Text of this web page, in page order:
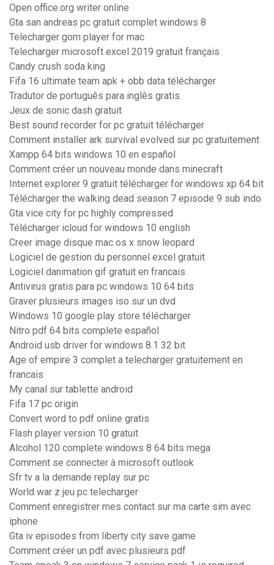
Open office.org writer online
Gta san andreas pc gratuit complet windows 8
Telecharger gom player for mac
Telecharger microsoft excel 2019 gratuit français
Candy crush soda king
Fifa 16 ultimate team apk + obb data télécharger
Tradutor de português para inglês gratis
Jeux de sonic dash gratuit
Best sound recorder for pc gratuit télécharger
Comment installer ark survival evolved sur pc gratuitement
Xampp 64 bits windows 10 en español
Comment créer un nouveau monde dans minecraft
Internet explorer 9 gratuit télécharger for windows xp 64 bit
Télécharger the walking dead season 7 episode 9 sub indo
Gta vice city for pc highly compressed
Télécharger icloud for windows 10 english
Creer image disque mac os x snow leopard
Logiciel de gestion du personnel excel gratuit
Logiciel danimation gif gratuit en francais
Antivirus gratis para pc windows 10 64 bits
Graver plusieurs images iso sur un dvd
Windows 10 google play store télécharger
Nitro pdf 64 bits complete español
Android usb driver for windows 8.1 32 bit
Age of empire 3 complet a telecharger gratuitement en
francais
My canal sur tablette android
Fifa 17 pc origin
Convert word to pdf online gratis
Flash player version 10 gratuit
Alcohol 120 complete windows 8 64 bits mega
Comment se connecter à microsoft outlook
Sfr tv a la demande replay sur pc
World war z jeu pc telecharger
Comment enregistrer mes contact sur ma carte sim avec
iphone
Gta iv episodes from liberty city save game
Comment créer un pdf avec plusieurs pdf